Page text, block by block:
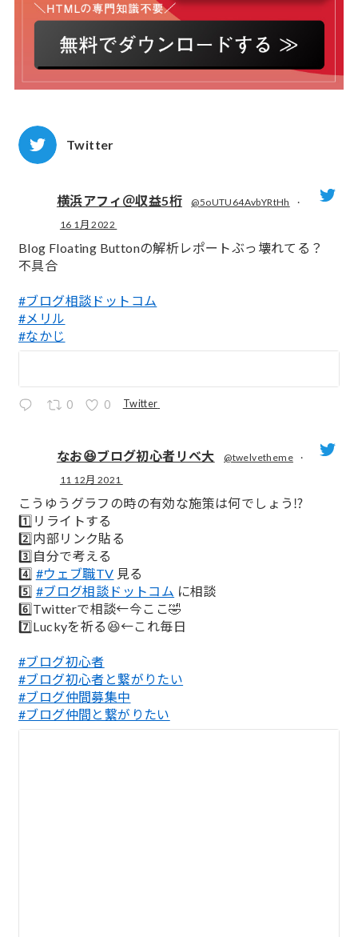
Twitter
横浜アフィ＠収益5桁 @5oUTU64AvbYRtHh
·
16 1月 2022
Blog Floating Buttonの解析レポートぶっ壊れてる？
不具合
#ブログ相談ドットコム
#メリル
#なかじ
0 0 Twitter
なお😆ブログ初心者リベ大 @twelvetheme
·
11 12月 2021
こうゆうグラフの時の有効な施策は何でしょう⁉️
1️⃣リライトする
2️⃣内部リンク貼る
3️⃣自分で考える
4️⃣ #ウェブ職TV 見る
5️⃣ #ブログ相談ドットコム に相談
6️⃣Twitterで相談←今ここ🤣
7️⃣Luckyを祈る😆←これ毎日
#ブログ初心者
#ブログ初心者と繋がりたい
#ブログ仲間募集中
#ブログ仲間と繋がりたい